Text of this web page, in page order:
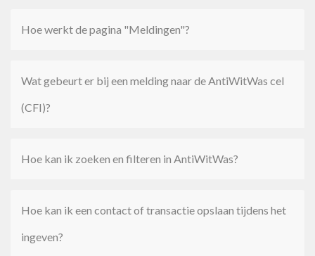
Hoe werkt de pagina "Meldingen"?
Wat gebeurt er bij een melding naar de AntiWitWas cel
(CFI)?
Hoe kan ik zoeken en filteren in AntiWitWas?
Hoe kan ik een contact of transactie opslaan tijdens het
ingeven?